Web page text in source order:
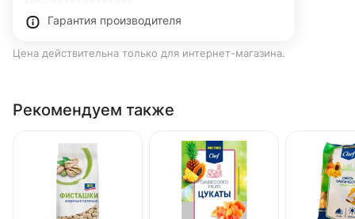
Гарантия производителя
Цена действительна только для интернет-магазина.
Рекомендуем также